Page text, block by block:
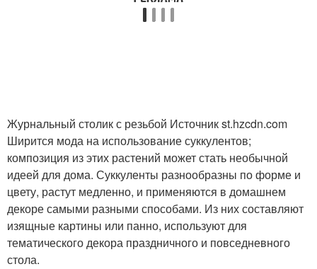
Журнальный столик с резьбой Источник st.hzcdn.com
Ширится мода на использование суккулентов;
композиция из этих растений может стать необычной
идеей для дома. Суккуленты разнообразны по форме и
цвету, растут медленно, и применяются в домашнем
декоре самыми разными способами. Из них составляют
изящные картины или панно, используют для
тематического декора праздничного и повседневного
стола.